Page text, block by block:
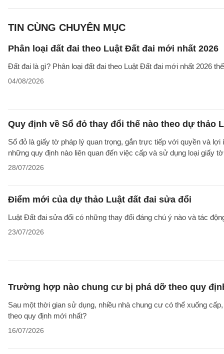
TIN CÙNG CHUYÊN MỤC
Phân loại đất đai theo Luật Đất đai mới nhất 2026
Đất đai là gì? Phân loại đất đai theo Luật Đất đai mới nhất 2026
04/08/2026
Quy định về Sổ đỏ thay đổi thế nào theo dự thảo
Sổ đỏ là giấy tờ pháp lý quan trọng, gắn trực tiếp với quyền và
những quy định nào liên quan đến việc cấp và sử dụng loại giấy
28/07/2026
Điểm mới của dự thảo Luật đất đai sửa đổi
Luật Đất đai sửa đổi có những thay đổi đáng chú ý nào và tác
23/07/2026
Trường hợp nào chung cư bị phá dỡ theo quy
Sau một thời gian sử dụng, nhiều nhà chung cư có thể xuống
theo quy định mới nhất?
16/07/2026